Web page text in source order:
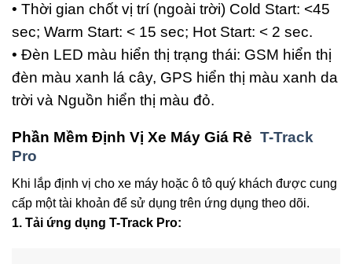
• Thời gian chốt vị trí (ngoài trời) Cold Start: <45
sec; Warm Start: < 15 sec; Hot Start: < 2 sec.
• Đèn LED màu hiển thị trạng thái: GSM hiển thị
đèn màu xanh lá cây, GPS hiển thị màu xanh da
trời và Nguồn hiển thị màu đỏ.
Phần Mềm Định Vị Xe Máy Giá Rẻ T-Track
Pro
Khi lắp định vị cho xe máy hoặc ô tô quý khách được cung
cấp một tài khoản để sử dụng trên ứng dụng theo dõi.
1. Tải ứng dụng T-Track Pro: